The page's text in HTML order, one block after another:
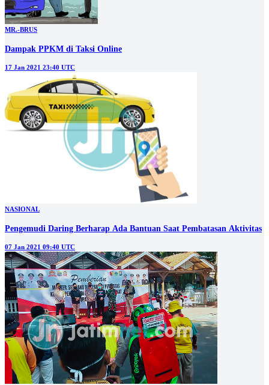
MR.-BRUS
Dampak PPKM di Taksi Online
17 Jan 2021 23:40 UTC
NASIONAL
Pengemudi Daring Berharap Ada Bantuan Saat Pembatasan Aktivitas
07 Jan 2021 09:40 UTC